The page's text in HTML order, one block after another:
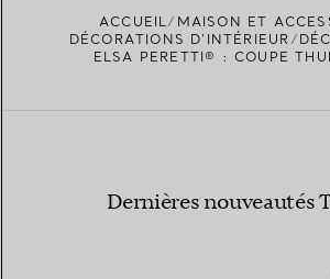
ACCUEIL
MAISON ET
DÉCORATIONS D'INTÉRIEUR
ELSA PERETTI® : COUPE
Dernières nouveautés